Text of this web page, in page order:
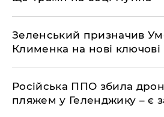
Зеленський призначив
Клименка на нові ключові
Російська ППО збила
пляжем у Геленджику – є